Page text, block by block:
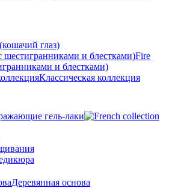
глаз)
Fire
и блестками)
Классическая коллекция
гель-лаки
Деревянная основа